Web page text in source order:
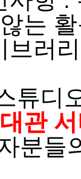
는
러리
튜디
관
들